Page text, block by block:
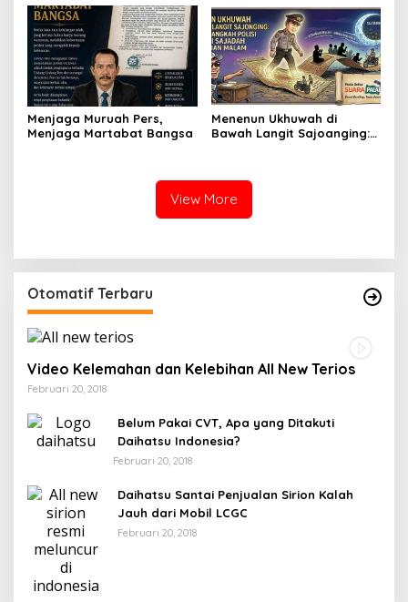
Menjaga Muruah Pers,
Menjaga Martabat Bangsa
Menenun Ukhuwah di
Bawah Langit Sajoanging:
View More
Otomatif Terbaru
Video Kelemahan dan Kelebihan All New Terios
Februari 20, 2018
Belum Pakai CVT, Apa yang Ditakuti
Daihatsu Indonesia?
Februari 20, 2018
Daihatsu Santai Penjualan Sirion Kalah
Jauh dari Mobil LCGC
Februari 20, 2018